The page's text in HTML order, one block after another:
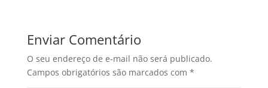
Enviar Comentário
O seu endereço de e-mail não será publicado.
Campos obrigatórios são marcados com *